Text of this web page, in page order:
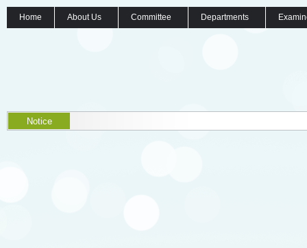
Home About Us Committee Departments
Notice